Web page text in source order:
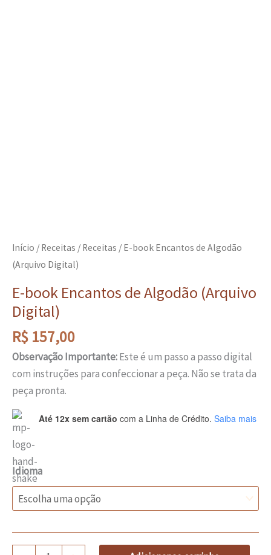
Início / Receitas / Receitas / E-book Encantos de Algodão
(Arquivo Digital)
E-book Encantos de Algodão (Arquivo
Digital)
R$ 157,00
Observação Importante:Este é um passo a passo digital
com instruções para confeccionar a peça. Não se trata da
peça pronta.
Até 12x sem cartão com a Linha de Crédito. Saiba mais
Idioma